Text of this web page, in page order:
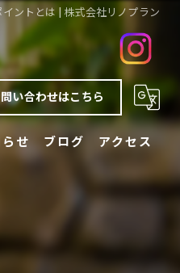
ントとは | 株式会社リノプラン
い合わせはこちら
せ ブログ アクセス